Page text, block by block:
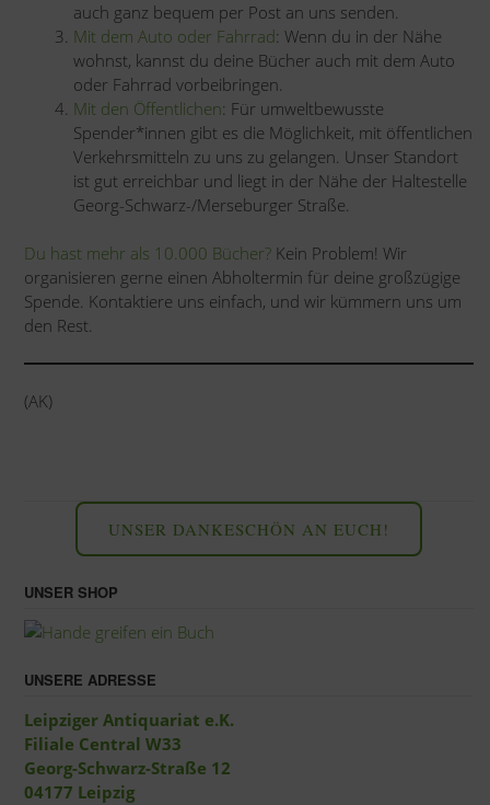
auch ganz bequem per Post an uns senden.
Mit dem Auto oder Fahrrad: Wenn du in der Nähe
wohnst, kannst du deine Bücher auch mit dem Auto
oder Fahrrad vorbeibringen.
Mit den Öffentlichen: Für umweltbewusste
Spender*innen gibt es die Möglichkeit, mit öffentlichen
Verkehrsmitteln zu uns zu gelangen. Unser Standort
ist gut erreichbar und liegt in der Nähe der Haltestelle
Georg-Schwarz-/Merseburger Straße.
Du hast mehr als 10.000 Bücher? Kein Problem! Wir
organisieren gerne einen Abholtermin für deine großzügige
Spende. Kontaktiere uns einfach, und wir kümmern uns um
den Rest.
(AK)
UNSER DANKESCHÖN AN EUCH!
UNSER SHOP
UNSERE ADRESSE
Leipziger Antiquariat e.K.
Filiale Central W33
Georg-Schwarz-Straße 12
04177 Leipzig